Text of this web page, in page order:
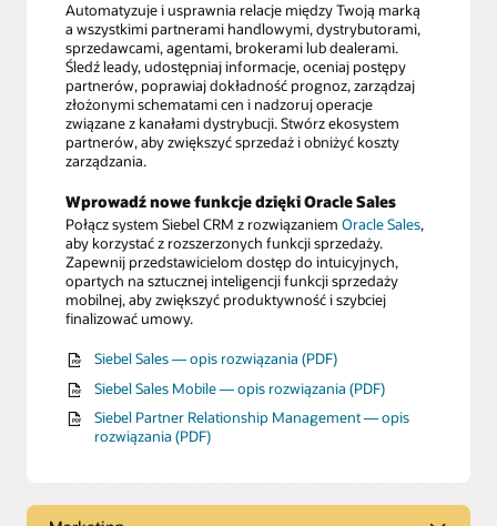
Automatyzuje i usprawnia relacje między Twoją marką
a wszystkimi partnerami handlowymi, dystrybutorami,
sprzedawcami, agentami, brokerami lub dealerami.
Śledź leady, udostępniaj informacje, oceniaj postępy
partnerów, poprawiaj dokładność prognoz, zarządzaj
złożonymi schematami cen i nadzoruj operacje
związane z kanałami dystrybucji. Stwórz ekosystem
partnerów, aby zwiększyć sprzedaż i obniżyć koszty
zarządzania.
Wprowadź nowe funkcje dzięki Oracle Sales
Połącz system Siebel CRM z rozwiązaniem Oracle Sales,
aby korzystać z rozszerzonych funkcji sprzedaży.
Zapewnij przedstawicielom dostęp do intuicyjnych,
opartych na sztucznej inteligencji funkcji sprzedaży
mobilnej, aby zwiększyć produktywność i szybciej
finalizować umowy.
Siebel Sales — opis rozwiązania (PDF)
Siebel Sales Mobile — opis rozwiązania (PDF)
Siebel Partner Relationship Management — opis
rozwiązania (PDF)